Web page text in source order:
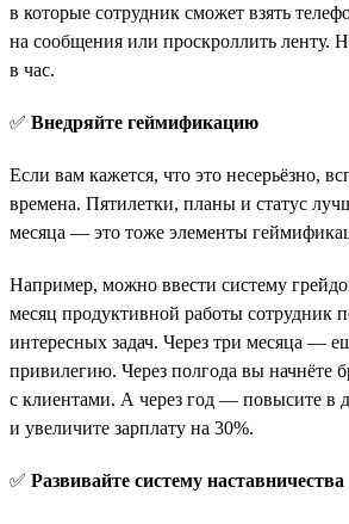
в которые сотрудник сможет взять
на сообщения или проскроллить ленту.
в час.
✅ Внедряйте геймификацию
Если вам кажется, что это несерьёзно,
времена. Пятилетки, планы и статус
месяца — это тоже элементы
Например, можно ввести систему
месяц продуктивной работы сотрудник
интересных задач. Через три месяца —
привилегию. Через полгода вы начнёте
с клиентами. А через год — повысите в
и увеличите зарплату на 30%.
✅ Развивайте систему наставничества